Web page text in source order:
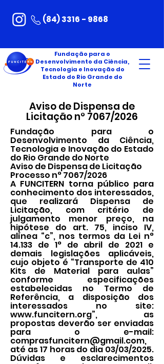
(84) 3316 - 9868
Fundação para o
Desenvolvimento da Ciência,
Tecnologia e Inovação do
Estado do Rio Grande do
Norte
Aviso de Dispensa de
Licitação n° 7067/2026
Fundação para o
Desenvolvimento da Ciência,
Tecnologia e Inovação do Estado
do Rio Grande do Norte
Aviso de Dispensa de Licitação
Processo n° 7067/2026
A FUNCITERN torna público para
conhecimento dos interessados,
que realizará Dispensa de
Licitação, com critério de
julgamento menor preço, na
hipótese do art. 75, inciso IV,
alínea “c”, nos termos da Lei n°
14.133 de 1° de abril de 2021 e
demais legislações aplicáveis,
cujo objeto é “Transporte de 410
Kits de Material para aulas”
conforme especificações
estabelecidas no Termo de
Referência, a disposição dos
interessados no site:
www.funcitern.org”, as
propostas deverão ser enviadas
para o e-mail:
comprasfuncitern@gmail.com,
até as 17 horas do dia 03/03/2025.
Dúvidas e esclarecimentos